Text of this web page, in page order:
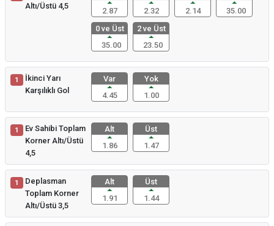
Altı/Üstü 4,5
2.87
2.32
2.14
35.00
0 ve Üst
35.00
2 ve Üst
23.50
1
İkinci Yarı
Karşılıklı Gol
Var
4.45
Yok
1.00
1
Ev Sahibi Toplam
Korner Altı/Üstü
4,5
Alt
1.86
Üst
1.47
1
Deplasman
Toplam Korner
Altı/Üstü 3,5
Alt
1.91
Üst
1.44